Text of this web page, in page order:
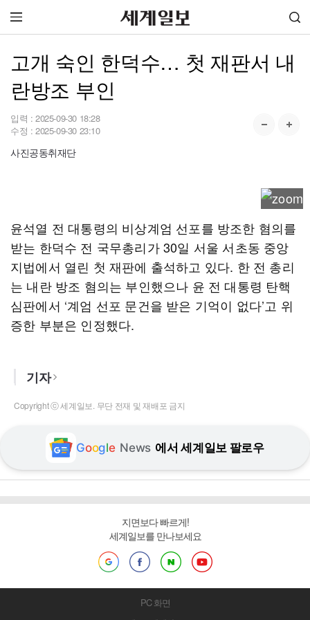
고개 숙인 한덕수… 첫 재판서 내
란방조 부인
입력 : 2025-09-30 18:28
수정 : 2025-09-30 23:10
사진공동취재단
윤석열 전 대통령의 비상계엄 선포를 방조한 혐의를
받는 한덕수 전 국무총리가 30일 서울 서초동 중앙
지법에서 열린 첫 재판에 출석하고 있다. 한 전 총리
는 내란 방조 혐의는 부인했으나 윤 전 대통령 탄핵
심판에서 ‘계엄 선포 문건을 받은 기억이 없다’고 위
증한 부분은 인정했다.
기자
Copyright ⓒ 세계일보. 무단 전재 및 재배포 금지
Google News 에서 세계일보 팔로우
지면보다 빠르게!
세계일보를 만나보세요
PC 화면